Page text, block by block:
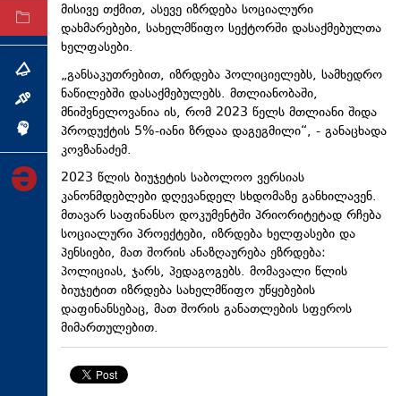
ინტერვიუ
ინქვიზიცია
მისივე თქმით, ასევე იზრდება სოციალური
დახმარებები, სახელმწიფო სექტორში დასაქმებულთა
ხელფასები.
„განსაკუთრებით, იზრდება პოლიციელებს, სამხედრო
ნაწილებში დასაქმებულებს. მთლიანობაში,
მნიშვნელოვანია ის, რომ 2023 წელს მთლიანი შიდა
პროდუქტის 5%-იანი ზრდაა დაგეგმილი“, - განაცხადა
კოვზანაძემ.
2023 წლის ბიუჯეტის საბოლოო ვერსიას
კანონმდებლები დღევანდელ სხდომაზე განხილავენ.
მთავარ საფინანსო დოკუმენტში პრიორიტეტად რჩება
სოციალური პროექტები, იზრდება ხელფასები და
პენსიები, მათ შორის ანაზღაურება ეზრდება:
პოლიციას, ჯარს, პედაგოგებს. მომავალი წლის
ბიუჯეტით იზრდება სახელმწიფო უწყებების
დაფინანსებაც, მათ შორის განათლების სფეროს
მიმართულებით.